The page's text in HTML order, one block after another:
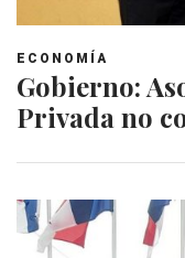
ECONOMÍA
Gobierno:
Privada no